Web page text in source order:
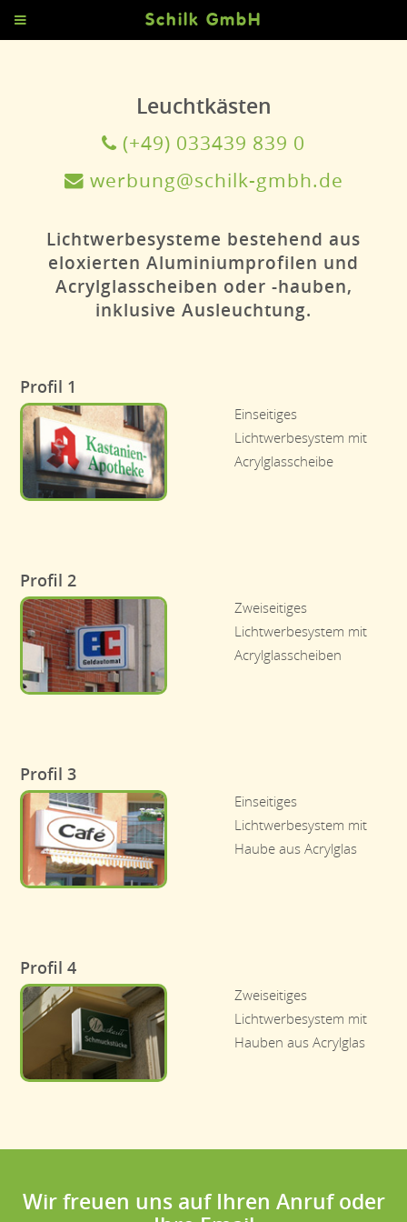
Leuchtkästen
(+49) 033439 839 0
werbung@schilk-gmbh.de
Lichtwerbesysteme bestehend aus
eloxierten Aluminiumprofilen und
Acrylglasscheiben oder -hauben,
inklusive Ausleuchtung.
Profil 1
Einseitiges
Lichtwerbesystem mit
Acrylglasscheibe
Profil 2
Zweiseitiges
Lichtwerbesystem mit
Acrylglasscheiben
Profil 3
Einseitiges
Lichtwerbesystem mit
Haube aus Acrylglas
Profil 4
Zweiseitiges
Lichtwerbesystem mit
Hauben aus Acrylglas
Wir freuen uns auf Ihren Anruf oder
Schilk GmbH